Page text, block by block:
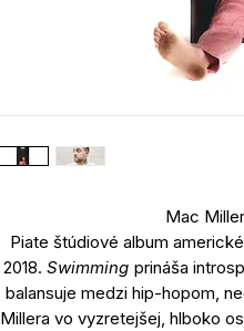
Mac
Piate štúdiové album
2018. Swimming prináša
balansuje medzi hip-hopom,
Millera vo vyzretejšej, hlboko